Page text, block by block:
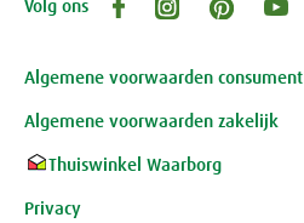
Openingstijden, route en adres
Klantenservice webwinkel
Review-richtlijnen
Volg ons
Algemene voorwaarden consument
Algemene voorwaarden zakelijk
Thuiswinkel Waarborg
Privacy